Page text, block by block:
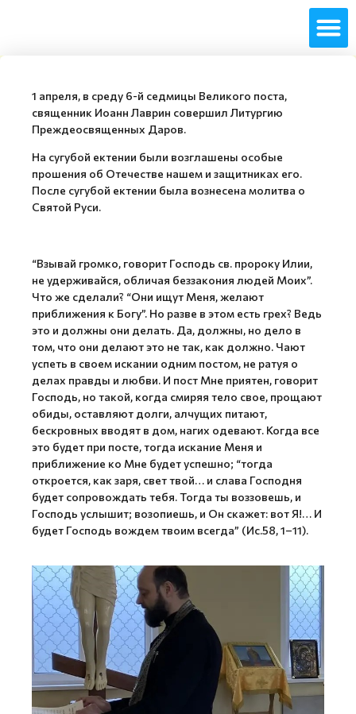
1 апреля, в среду 6-й седмицы Великого поста,
священник Иоанн Лаврин совершил Литургию
Преждеосвященных Даров.
На сугубой ектении были возглашены особые
прошения об Отечестве нашем и защитниках его.
После сугубой ектении была вознесена молитва о
Святой Руси.
“Взывай громко, говорит Господь св. пророку Илии,
не удерживайся, обличая беззакония людей Моих”.
Что же сделали? “Они ищут Меня, желают
приближения к Богу”. Но разве в этом есть грех? Ведь
это и должны они делать. Да, должны, но дело в
том, что они делают это не так, как должно. Чают
успеть в своем искании одним постом, не ратуя о
делах правды и любви. И пост Мне приятен, говорит
Господь, но такой, когда смиряя тело свое, прощают
обиды, оставляют долги, алчущих питают,
беcкровных вводят в дом, нагих одевают. Когда все
это будет при посте, тогда искание Меня и
приближение ко Мне будет успешно; “тогда
откроется, как заря, свет твой… и слава Господня
будет сопровождать тебя. Тогда ты воззовешь, и
Господь услышит; возопиешь, и Он скажет: вот Я!… И
будет Господь вождем твоим всегда” (Ис.58, 1–11).